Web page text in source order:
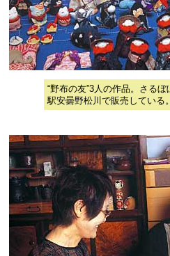
“野布の友”3人の作品。さる
駅安曇野松川で販売している